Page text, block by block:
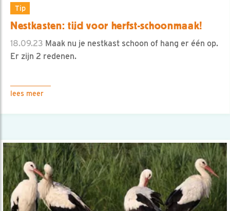
Tip
Nestkasten: tijd voor herfst-schoonmaak!
18.09.23 Maak nu je nestkast schoon of hang er één op.
Er zijn 2 redenen.
lees meer